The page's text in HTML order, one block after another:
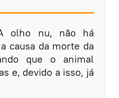
olho nu, não há
causa da morte da
que o animal
e, devido a isso, já